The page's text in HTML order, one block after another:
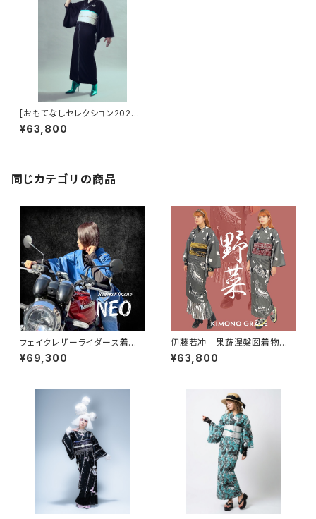
[おもてなしセレクション2024
受賞]KIMONOanne.vol2掲
載 コラボオリジナル リフレク
¥63,800
同じカテゴリの商品
フェイクレザーライダース着物N
eo KBlue レディース
¥69,300
伊藤若冲 果蔬涅槃図着物
セピア レディース
¥63,800